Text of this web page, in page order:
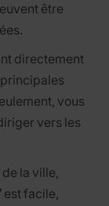
être
directement
principales
vous
vers les
la ville,
est facile,